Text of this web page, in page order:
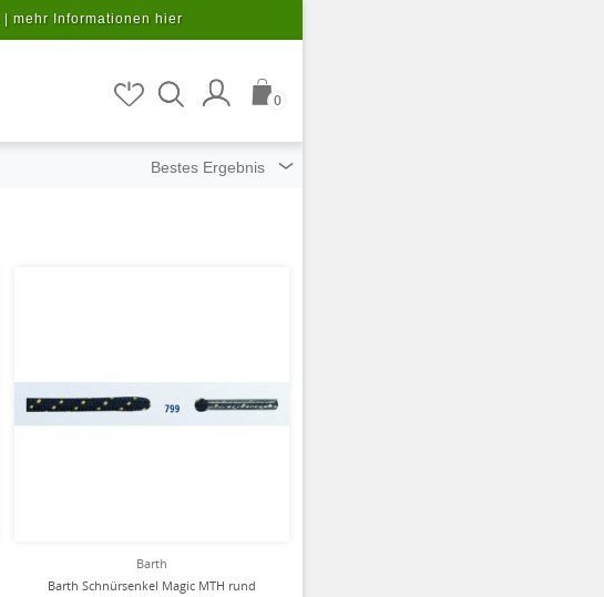
mehr Informationen hier
0
Barth
Barth Schnürsenkel Magic MTH rund